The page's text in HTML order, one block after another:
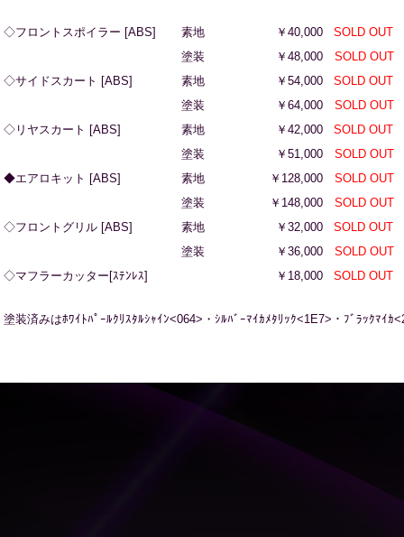
◇フロントスポイラー [ABS] 素地 ￥40,000
SOLD OUT
塗装
￥48,000
SOLD OUT
◇サイドスカート [ABS]
素地 ￥54,000
SOLD OUT
塗装
￥64,000
SOLD OUT
◇リヤスカート [ABS]
素地 ￥42,000
SOLD OUT
塗装
￥51,000
SOLD OUT
◆エアロキット [ABS]
素地 ￥128,000
SOLD OUT
塗装
￥148,000
SOLD OUT
◇フロントグリル [ABS]
素地 ￥32,000
SOLD OUT
塗装
￥36,000
SOLD OUT
◇マフラーカッター[ｽﾃﾝﾚｽ]
￥18,000 SOLD OUT
塗装済みはﾎﾜｲﾄﾊﾟｰﾙｸﾘｽﾀﾙｼｬｲﾝ<064>・ｼﾙﾊﾞｰﾏｲｶﾒﾀﾘｯｸ<1E7>・ﾌﾞﾗｯｸﾏｲｶ